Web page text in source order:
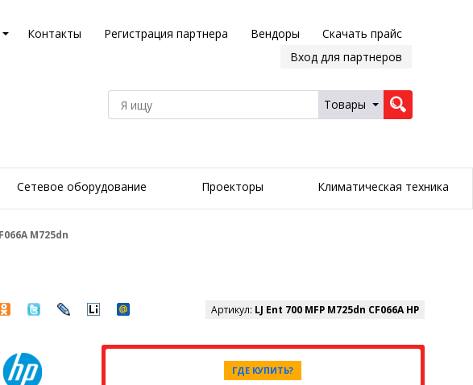
Контакты Регистрация партнера Вендоры
Скачать прайс
Вход для партнеров
Товары
Сетевое оборудование Проекторы Климатическая техника
M725dn
Артикул: LJ Ent 700 MFP M725dn CF066A HP
ГДЕ КУПИТЬ?